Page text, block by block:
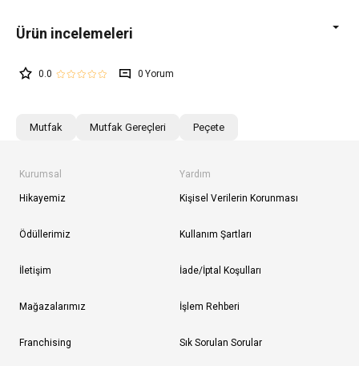
0.0 0
Mutfak Mutfak Gereçleri Peçete
Kurumsal
Hikayemiz
Ödüllerimiz
İletişim
Mağazalarımız
Franchising
Yardım
Kişisel Verilerin Korunması
Kullanım Şartları
İade/İptal Koşulları
İşlem Rehberi
Sık Sorulan Sorular